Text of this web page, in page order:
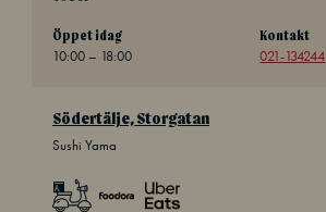
Öppet idag
10:00 – 18:00
Kontakt
021-134244
Södertälje, Storgatan
Sushi Yama